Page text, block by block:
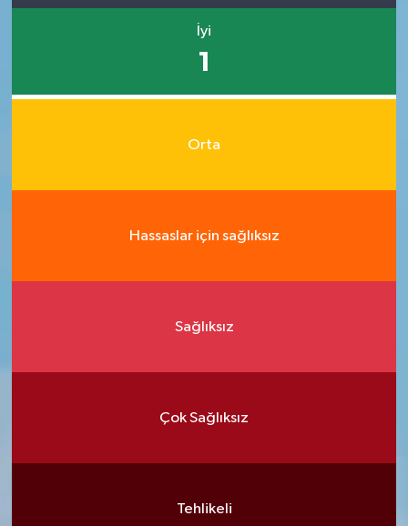
İyi
1
Orta
Hassaslar için sağlıksız
Sağlıksız
Çok Sağlıksız
Tehlikeli